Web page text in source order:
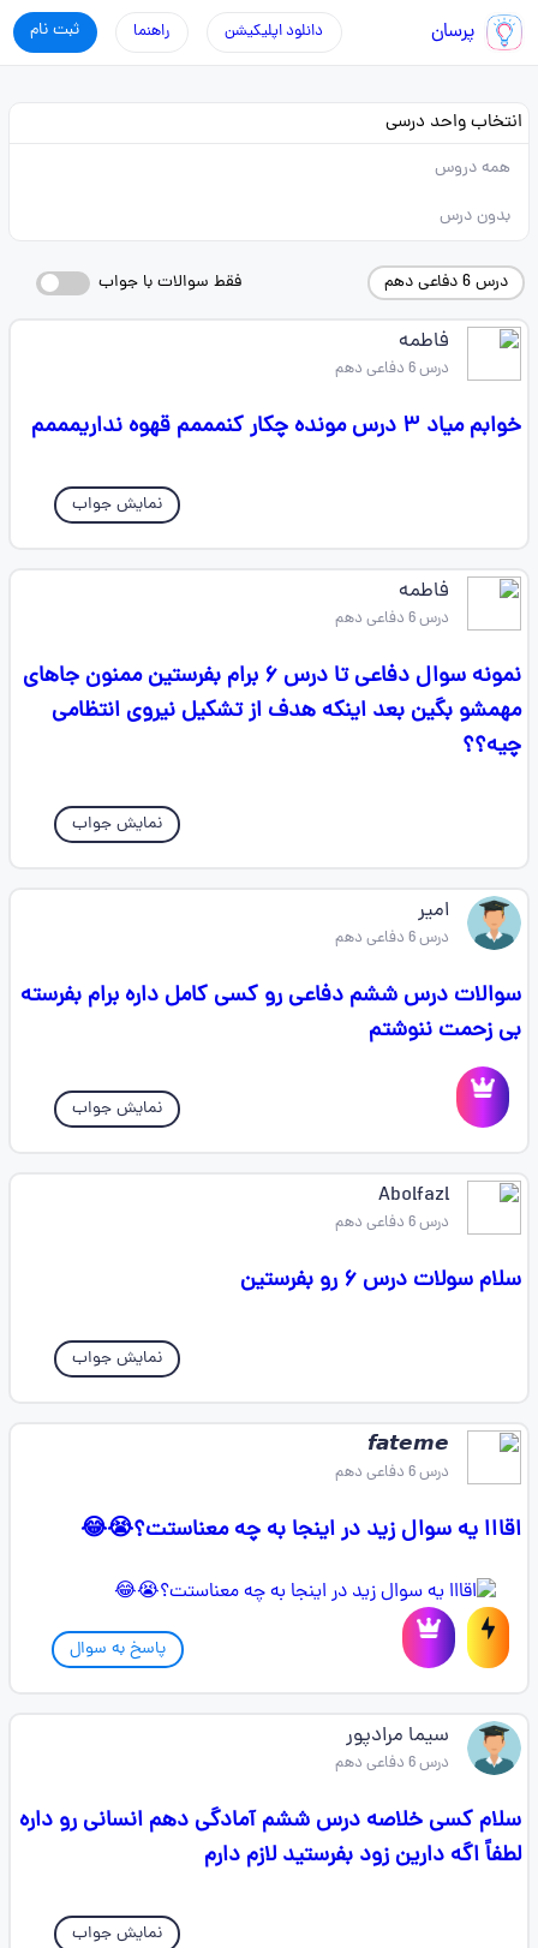
پرسان ثبت نام راهنما دانلود اپلیکیشن
انتخاب واحد درسی
همه دروس
بدون درس
درس 6 دفاعی دهم فقط سوالات با جواب
فاطمه
درس 6 دفاعی دهم
خوابم میاد ۳ درس مونده چکار کنمممم قهوه نداریمممم
نمایش جواب
فاطمه
درس 6 دفاعی دهم
نمونه سوال دفاعی تا درس ۶ برام بفرستین ممنون جاهای
مهمشو بگین بعد اینکه هدف از تشکیل نیروی انتظامی
چیه؟؟
نمایش جواب
امیر
درس 6 دفاعی دهم
سوالات درس ششم دفاعی رو کسی کامل داره برام بفرسته
بی زحمت ننوشتم
نمایش جواب
Abolfazl
درس 6 دفاعی دهم
سلام سولات درس ۶ رو بفرستین
نمایش جواب
𝙛𝙖𝙩𝙚𝙢𝙚 ‌
درس 6 دفاعی دهم
اقااا یه سوال زید در اینجا به چه معناستت؟😭😂
پاسخ به سوال
سیما مرادپور
درس 6 دفاعی دهم
سلام کسی خلاصه درس ششم آمادگی دهم انسانی رو داره
لطفاً اگه دارین زود بفرستید لازم دارم
نمایش جواب